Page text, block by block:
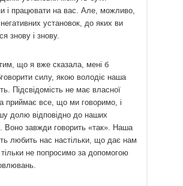
і працювати на вас. Але, можливо,
установок, до яких ви
знову і знову.
що я вже сказала, мені б
силу, якою володіє наша
Підсвідомість не має власної
приймає все, що ми говоримо, і
долю відповідно до наших
Воно завжди говорить «так». Наша
любить нас настільки, що дає нам
не попросимо за допомогою